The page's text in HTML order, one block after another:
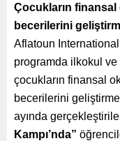
Çocukların
becerilerini
Aflatoun
programda ilkokul
çocukların finansal
becerilerini
ayında
Kampı’nda”